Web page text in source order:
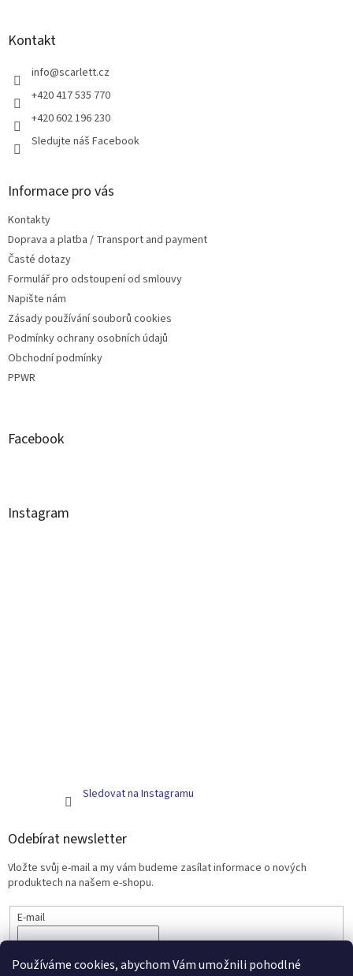
Používáme cookies, abychom Vám umožnili pohodlné
Kontakt
info@scarlett.cz
+420 417 535 770
+420 602 196 230
Sledujte náš Facebook
Informace pro vás
Kontakty
Doprava a platba / Transport and payment
Časté dotazy
Formulář pro odstoupení od smlouvy
Napište nám
Zásady používání souborů cookies
Podmínky ochrany osobních údajů
Obchodní podmínky
PPWR
Facebook
Instagram
Sledovat na Instagramu
Odebírat newsletter
Vložte svůj e-mail a my vám budeme zasílat informace o nových
produktech na našem e-shopu.
E-mail
PŘIHLÁSIT SE